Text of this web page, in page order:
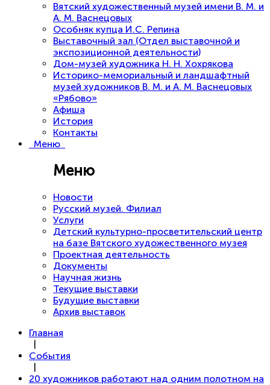
Вятский художественный музей имени В. М. и
А. М. Васнецовых
Особняк купца И.С. Репина
Выставочный зал (Отдел выставочной и
экспозиционной деятельности)
Дом-музей художника Н. Н. Хохрякова
Историко-мемориальный и ландшафтный
музей художников В. М. и А. М. Васнецовых
«Рябово»
Афиша
История
Контакты
Меню
Меню
Новости
Русский музей. Филиал
Услуги
Детский культурно-просветительский центр
на базе Вятского художественного музея
Проектная деятельность
Документы
Научная жизнь
Текущие выставки
Будущие выставки
Архив выставок
Главная
|
События
|
20 художников работают над одним полотном на